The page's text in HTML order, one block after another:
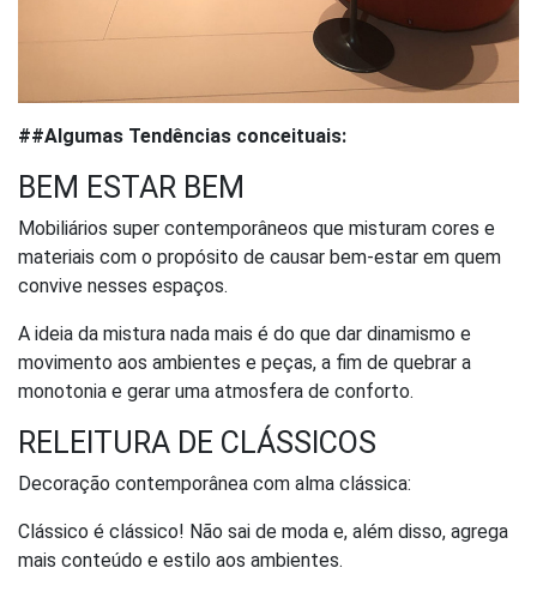
##Algumas Tendências conceituais:
BEM ESTAR BEM
Mobiliários super contemporâneos que misturam cores e
materiais com o propósito de causar bem-estar em quem
convive nesses espaços.
A ideia da mistura nada mais é do que dar dinamismo e
movimento aos ambientes e peças, a fim de quebrar a
monotonia e gerar uma atmosfera de conforto.
RELEITURA DE CLÁSSICOS
Decoração contemporânea com alma clássica:
Clássico é clássico! Não sai de moda e, além disso, agrega
mais conteúdo e estilo aos ambientes.